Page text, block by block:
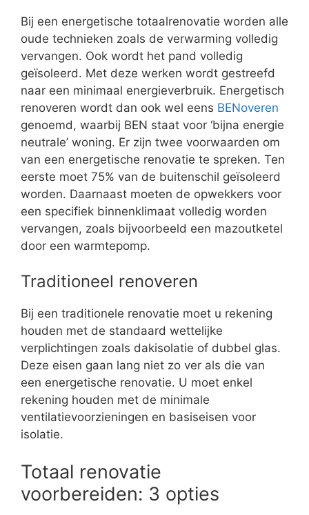
Bij een energetische totaalrenovatie worden alle
oude technieken zoals de verwarming volledig
vervangen. Ook wordt het pand volledig
geïsoleerd. Met deze werken wordt gestreefd
naar een minimaal energieverbruik. Energetisch
renoveren wordt dan ook wel eens BENoveren
genoemd, waarbij BEN staat voor ‘bijna energie
neutrale’ woning. Er zijn twee voorwaarden om
van een energetische renovatie te spreken. Ten
eerste moet 75% van de buitenschil geïsoleerd
worden. Daarnaast moeten de opwekkers voor
een specifiek binnenklimaat volledig worden
vervangen, zoals bijvoorbeeld een mazoutketel
door een warmtepomp.
Traditioneel renoveren
Bij een traditionele renovatie moet u rekening
houden met de standaard wettelijke
verplichtingen zoals dakisolatie of dubbel glas.
Deze eisen gaan lang niet zo ver als die van
een energetische renovatie. U moet enkel
rekening houden met de minimale
ventilatievoorzieningen en basiseisen voor
isolatie.
Totaal renovatie
voorbereiden: 3 opties